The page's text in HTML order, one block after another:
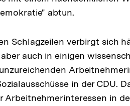
abtun.
Schlagzeilen verbirgt sich
auch in einigen
in der CDU.
Arbeitnehmerinteressen in